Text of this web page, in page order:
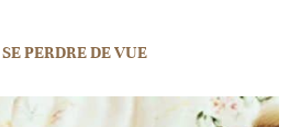
SE PERDRE DE VUE